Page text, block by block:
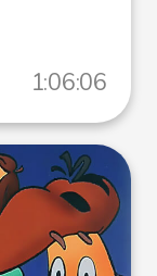
1:06:06